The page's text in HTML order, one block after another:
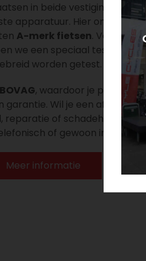
in beide vestigingen zijn
apparatuur. Hier
A-merk fietsen. Voor e-
we een speciaal testcenter
worden getest.
BOVAG, waardoor je profiteert
garantie. Wil je een afspraak
reparatie of schadeherstel?
of gewoon in de
Meer informatie